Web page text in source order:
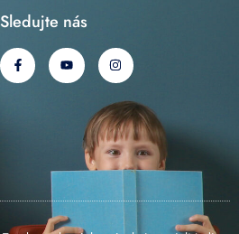
Sledujte nás